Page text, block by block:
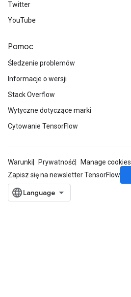
Twitter
YouTube
Pomoc
Śledzenie problemów
Informacje o wersji
Stack Overflow
Wytyczne dotyczące marki
Cytowanie TensorFlow
Warunki Prywatność
Manage cookies
Zapisz się na newsletter TensorFlow